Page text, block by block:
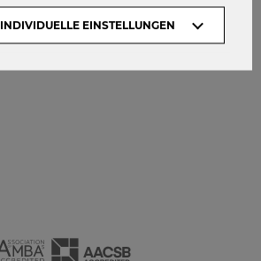
INDIVIDUELLE EINSTELLUNGEN